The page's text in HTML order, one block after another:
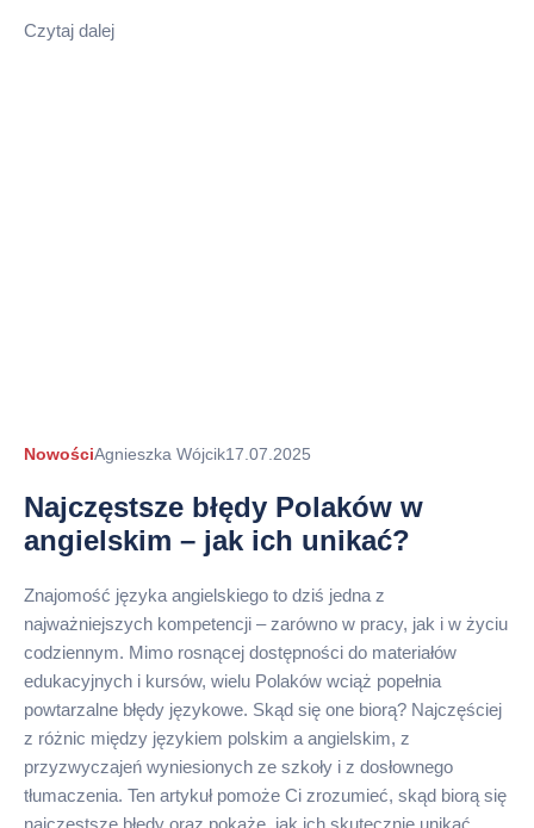
Czytaj dalej
NowościAutor
Agnieszka Wójcik17.07.2025
Najczęstsze błędy Polaków w
angielskim – jak ich unikać?
Znajomość języka angielskiego to dziś jedna z
najważniejszych kompetencji – zarówno w pracy, jak i w życiu
codziennym. Mimo rosnącej dostępności do materiałów
edukacyjnych i kursów, wielu Polaków wciąż popełnia
powtarzalne błędy językowe. Skąd się one biorą? Najczęściej
z różnic między językiem polskim a angielskim, z
przyzwyczajeń wyniesionych ze szkoły i z dosłownego
tłumaczenia. Ten artykuł pomoże Ci zrozumieć, skąd biorą się
najczęstsze błędy oraz pokaże, jak ich skutecznie unikać.